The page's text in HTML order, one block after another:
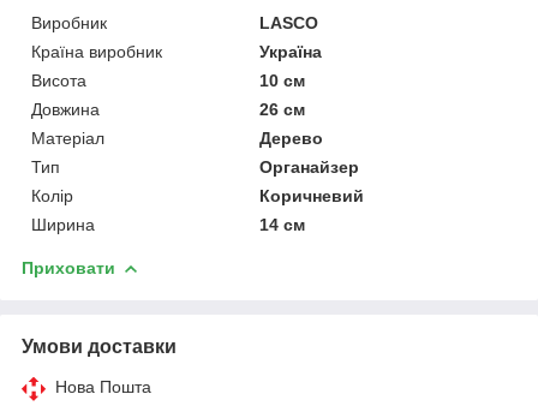
Виробник
LASCO
Країна виробник
Україна
Висота
10 см
Довжина
26 см
Матеріал
Дерево
Тип
Органайзер
Колір
Коричневий
Ширина
14 см
Приховати
Умови доставки
Нова Пошта